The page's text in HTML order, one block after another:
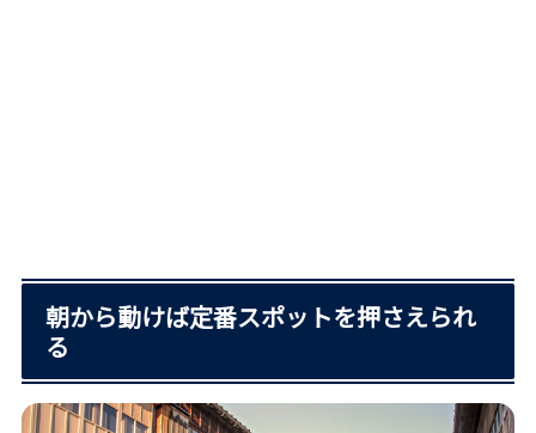
朝から動けば定番スポットを押さえられ
る